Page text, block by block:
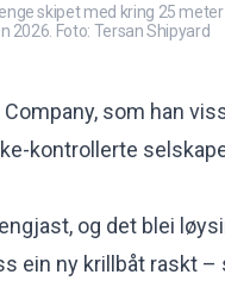
skipet med kring 25
2026. Foto: Tersan Shipyard
som han
kontrollerte
og det blei
ein ny krillbåt raskt –